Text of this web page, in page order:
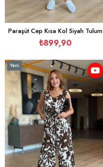
Paraşüt Cep Kısa Kol Siyah Tulum
₺899,90
Yeni
Ürün